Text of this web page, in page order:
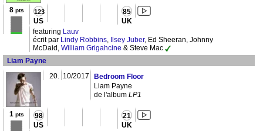
8pts
123
US
85
UK
featuring Lauv
écrit par Lindy Robbins, Ilsey Juber, Ed Sheeran, Johnny
McDaid, William Grigahcine & Steve Mac
Liam Payne
20. 10/2017
Bedroom Floor
Liam Payne
de l'album LP1
1 pts 98
US
21
UK